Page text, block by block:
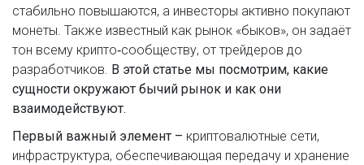
стабильно повышаются, а инвесторы активно покупают
монеты. Также известный как рынок «быков», он задаёт
тон всему крипто‑сообществу, от трейдеров до
разработчиков. В этой статье мы посмотрим, какие
сущности окружают бычий рынок и как они
взаимодействуют.
Первый важный элемент – криптовалютные сети,
инфраструктура, обеспечивающая передачу и хранение